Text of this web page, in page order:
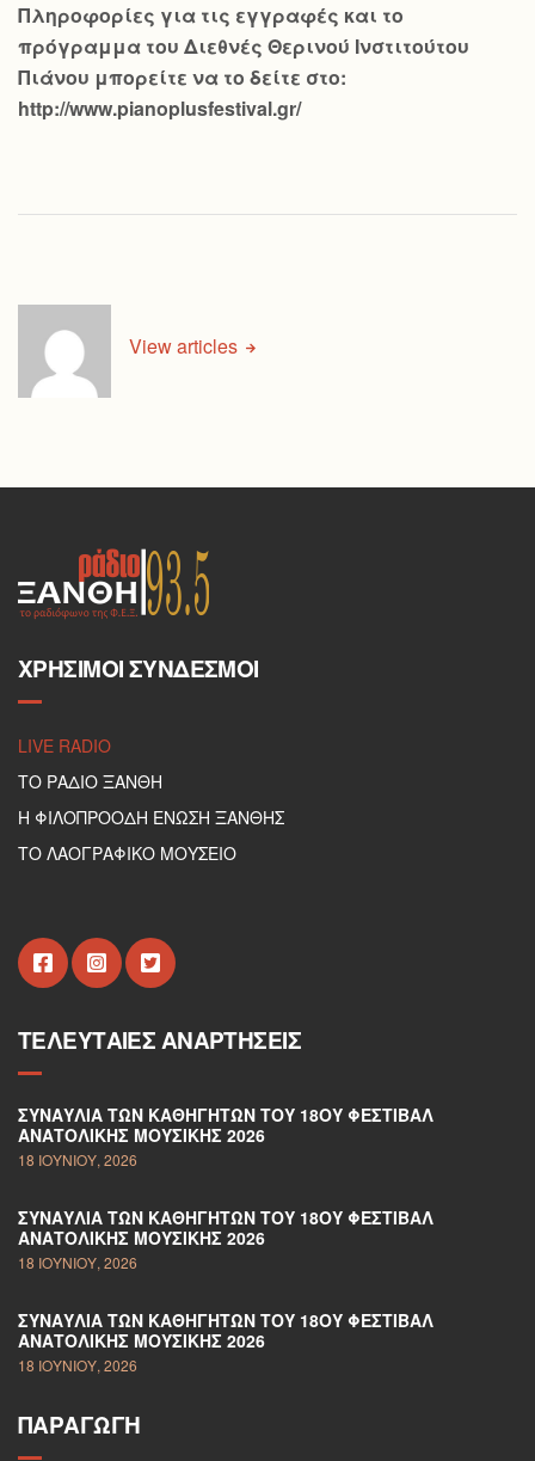
Πληροφορίες για τις εγγραφές και το
πρόγραμμα του Διεθνές Θερινού Ινστιτούτου
Πιάνου μπορείτε να το δείτε στο:
http://www.pianoplusfestival.gr/
View articles
ΧΡΉΣΙΜΟΙ ΣΎΝΔΕΣΜΟΙ
LIVE RADIO
ΤΟ ΡΑΔΙΟ ΞΑΝΘΗ
Η ΦΙΛΟΠΡΟΟΔΗ ΕΝΩΣΗ ΞΑΝΘΗΣ
ΤΟ ΛΑΟΓΡΑΦΙΚΟ ΜΟΥΣΕΙΟ
ΤΕΛΕΥΤΑΊΕΣ ΑΝΑΡΤΉΣΕΙΣ
ΣΥΝΑΥΛΊΑ ΤΩΝ ΚΑΘΗΓΗΤΏΝ ΤΟΥ 18ΟΥ ΦΕΣΤΙΒΆΛ
ΑΝΑΤΟΛΙΚΉΣ ΜΟΥΣΙΚΉΣ 2026
18 ΙΟΥΝΊΟΥ, 2026
ΣΥΝΑΥΛΊΑ ΤΩΝ ΚΑΘΗΓΗΤΏΝ ΤΟΥ 18ΟΥ ΦΕΣΤΙΒΆΛ
ΑΝΑΤΟΛΙΚΉΣ ΜΟΥΣΙΚΉΣ 2026
18 ΙΟΥΝΊΟΥ, 2026
ΣΥΝΑΥΛΊΑ ΤΩΝ ΚΑΘΗΓΗΤΏΝ ΤΟΥ 18ΟΥ ΦΕΣΤΙΒΆΛ
ΑΝΑΤΟΛΙΚΉΣ ΜΟΥΣΙΚΉΣ 2026
18 ΙΟΥΝΊΟΥ, 2026
ΠΑΡΑΓΩΓΉ